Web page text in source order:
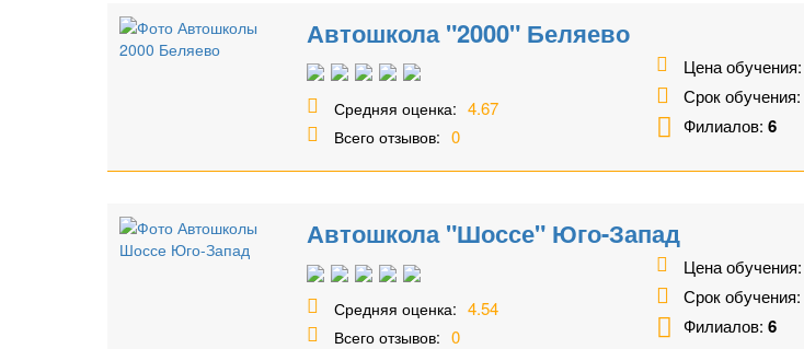
Автошкола "2000" Беляево
Средняя оценка: 4.67
Всего отзывов: 0
Цена обучения:
Срок обучения:
Филиалов: 6
Автошкола "Шоссе" Юго-Запад
Средняя оценка: 4.54
Всего отзывов: 0
Цена обучения:
Срок обучения:
Филиалов: 6